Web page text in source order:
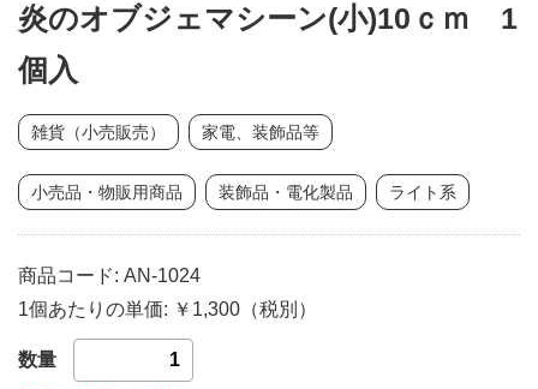
炎のオブジェマシーン(小)10ｃｍ 1
個入
雑貨（小売販売） 家電、装飾品等
小売品・物販用商品 装飾品・電化製品 ライト系
商品コード: AN-1024
1個あたりの単価: ￥1,300（税別）
数量